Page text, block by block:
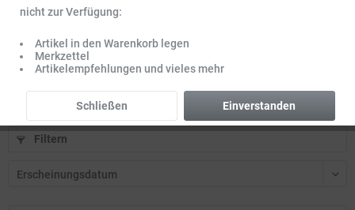
BIOTURM Lippenpflege Repair 10 ml
8,95 € * 9,95 € *
Filtern
nicht zur Verfügung:
Artikel in den Warenkorb legen
Merkzettel
Artikelempfehlungen und vieles mehr
Einverstanden
Schließen